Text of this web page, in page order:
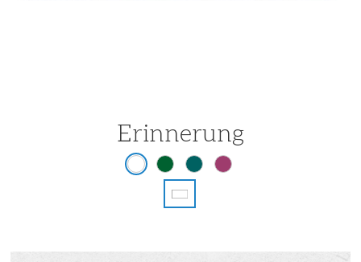
Erinnerung